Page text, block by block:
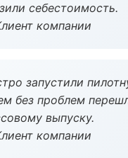
себестоимость.
компании
запустили
без проблем
выпуску.
компании